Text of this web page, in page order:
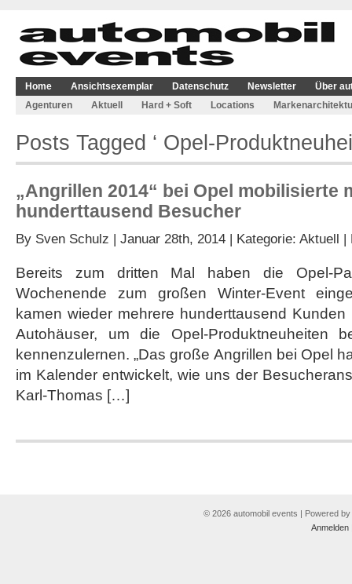
Home Ansichtsexemplar Datenschutz Newsletter
Über
Agenturen
Aktuell Hard + Soft Locations
Posts Tagged ‘ Opel-
„Angrillen 2014“ bei Opel mobilisierte
hunderttausend Besucher
By Sven Schulz | Januar 28th, 2014 | Kategorie: Aktuell |
Bereits zum dritten Mal haben die Opel-
Wochenende zum großen Winter-Event
kamen wieder mehrere hunderttausend
Autohäuser, um die Opel-Produktneuheiten
kennenzulernen. „Das große Angrillen bei Opel
im Kalender entwickelt, wie uns der
Karl-Thomas […]
© 2026 automobil events | Powered by
Anmelden|